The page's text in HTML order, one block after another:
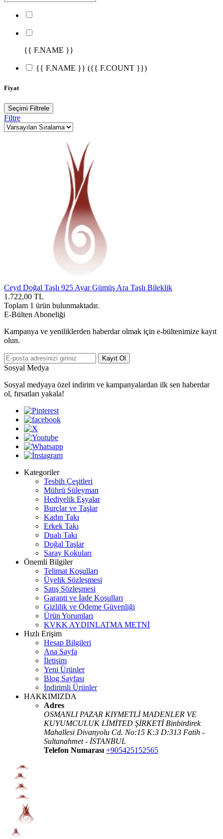
{{ F.NAME }}
{{ F.NAME }} ({{ F.COUNT }})
Fiyat
Seçimi Filtrele
Filtre
Ceyd Doğal Taşlı 925 Ayar Gümüş Ara Taşlı Bileklik
1.722,00 TL
Toplam 1 ürün bulunmaktadır.
E-Bülten Aboneliği
Kampanya ve yeniliklerden haberdar olmak için e-bültenimize kayıt
olun.
Kayıt Ol
Sosyal Medya
Sosyal medyaya özel indirim ve kampanyalardan ilk sen haberdar
ol, fırsatları yakala!
Kategoriler
Tesbih Çeşitleri
Mührü Süleyman
Hediyelik Eşyalar
Burçlar ve Taşlar
Kadın Takı
Erkek Takı
Dualı Takı
Doğal Taşlar
Saray Kokuları
Önemli Bilgiler
Telimat Koşulları
Üyelik Sözleşmesi
Satış Sözleşmesi
Garanti ve İade Koşulları
Gizlilik ve Ödeme Güvenliği
Ürün Yorumları
KVKK AYDINLATMA METNİ
Hızlı Erişim
Hesap Bilgileri
Ana Sayfa
İletişim
Yeni Ürünler
Blog Sayfası
İndirimli Ürünler
HAKKIMIZDA
Adres
OSMANLI PAZAR KIYMETLİ MADENLER VE
KUYUMCULUK LİMİTED ŞİRKETİ Binbirdirek
Mahallesi Divanyolu Cd. No:15 K:3 D:313 Fatih -
Sultanahmet - İSTANBUL
Telefon Numarası +905425152565